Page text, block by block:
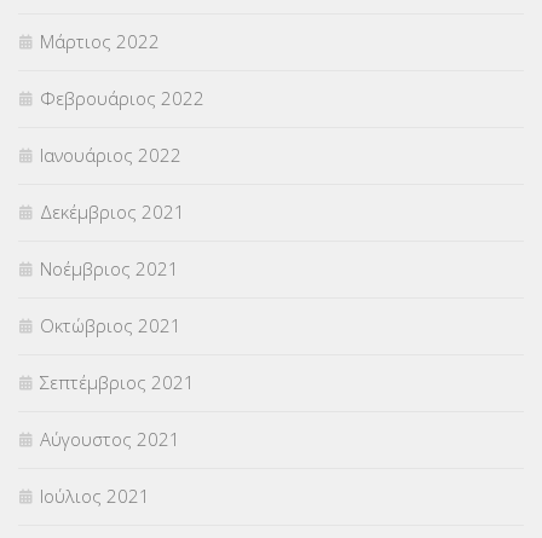
Μάρτιος 2022
Φεβρουάριος 2022
Ιανουάριος 2022
Δεκέμβριος 2021
Νοέμβριος 2021
Οκτώβριος 2021
Σεπτέμβριος 2021
Αύγουστος 2021
Ιούλιος 2021